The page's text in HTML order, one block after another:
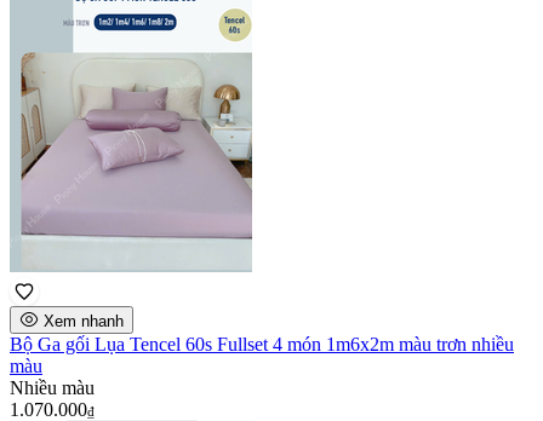
Xem nhanh
Bộ Ga gối Lụa Tencel 60s Fullset 4 món 1m6x2m màu trơn nhiều
màu
Nhiều màu
1.070.000₫